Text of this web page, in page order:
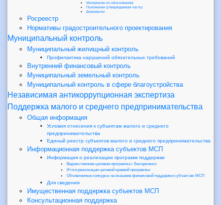
Материалы по обоснованию
Положения (утверждаемая часть)
Документы
Росреестр
Нормативы градостроительного проектирования
Муниципальный контроль
Муниципальный жилищный контроль
Профилактика нарушений обязательных требований
Внутренний финансовый контроль
Муниципальный земельный контроль
Муниципальный контроль в сфере благоустройства
Независимая антикоррупционная экспертиза
Поддержка малого и среднего предпринимательства
Общая информация
Условия отнесения к субъектам малого и среднего
предпринимательства
Единый реестр субъектов малого и среднего предпринимательства
Информационная поддержка субъектов МСП
Информация о реализации программ поддержки
Ведомственная целевая программа г. Белореченск
Итоги реализации целевой краевой программы
Объявленные конкурсы на оказание финансовой поддержки субъектам МСП
Для сведения
Имущественная поддержка субъектов МСП
Консультационная поддержка